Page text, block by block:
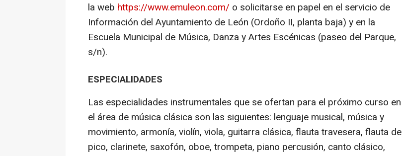
la web https://www.emuleon.com/ o solicitarse en papel en el servicio de
Información del Ayuntamiento de León (Ordoño II, planta baja) y en la
Escuela Municipal de Música, Danza y Artes Escénicas (paseo del Parque,
s/n).
ESPECIALIDADES
Las especialidades instrumentales que se ofertan para el próximo curso en
el área de música clásica son las siguientes: lenguaje musical, música y
movimiento, armonía, violín, viola, guitarra clásica, flauta travesera, flauta de
pico, clarinete, saxofón, oboe, trompeta, piano percusión, canto clásico,